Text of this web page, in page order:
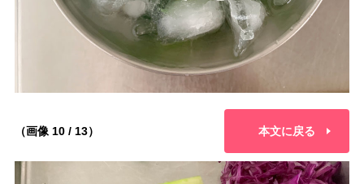
（画像 10 / 13） 本文に戻る